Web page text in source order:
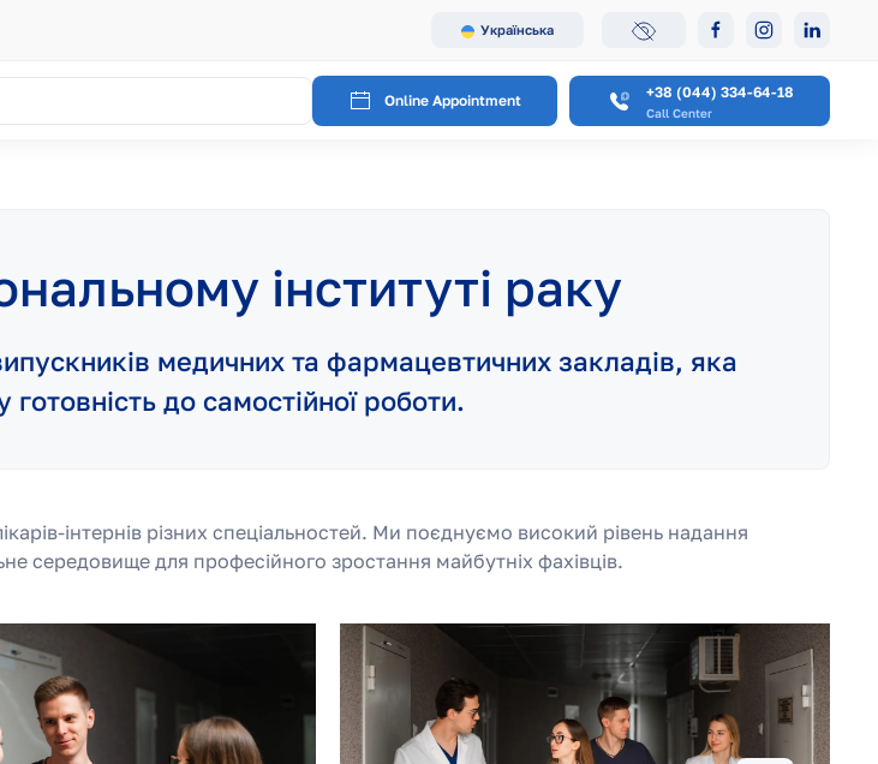
Українська
Online Appointment +38 (044) 334-64-18
Call Center
інституті раку
медичних та фармацевтичних закладів, яка
до самостійної роботи.
інтернів різних спеціальностей. Ми поєднуємо високий рівень надання
середовище для професійного зростання майбутніх фахівців.